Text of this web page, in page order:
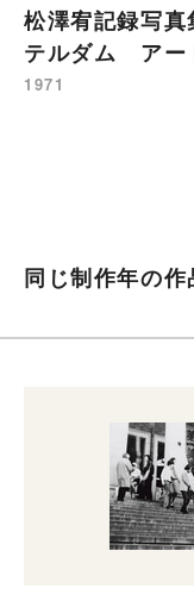
松澤宥記録写
テルダム アー
1971
同じ制作年の作